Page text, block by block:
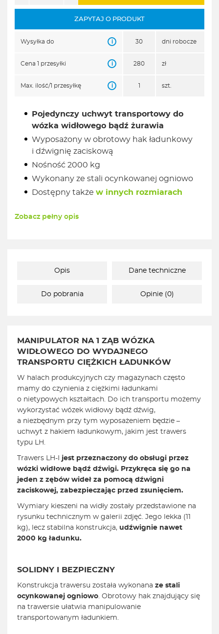
ZAPYTAJ O PRODUKT
Wysyłka do i 30 dni robocze
Cena 1 przesyłki i 280 zł
Max. ilość/1 przesyłkę i szt.
Pojedynczy uchwyt transportowy do
wózka widłowego bądź żurawia
Wyposażony w obrotowy hak ładunkowy
i dźwignię zaciskową
Nośność 2000 kg
Wykonany ze stali ocynkowanej ogniowo
Dostępny także w innych rozmiarach
Zobacz pełny opis
Opis Dane techniczne
Do pobrania Opinie (0)
MANIPULATOR NA 1 ZĄB WÓZKA
WIDŁOWEGO DO WYDAJNEGO
TRANSPORTU CIĘŻKICH ŁADUNKÓW
W halach produkcyjnych czy magazynach często
mamy do czynienia z ciężkimi ładunkami
o nietypowych kształtach. Do ich transportu możemy
wykorzystać wózek widłowy bądź dźwig,
a niezbędnym przy tym wyposażeniem będzie –
uchwyt z hakiem ładunkowym, jakim jest trawers
typu LH.
Trawers LH-I jest przeznaczony do obsługi przez
wózki widłowe bądź dźwigi. Przykręca się go na
jeden z zębów wideł za pomocą dźwigni
zaciskowej, zabezpieczając przed zsunięciem.
Wymiary kieszeni na widły zostały przedstawione na
rysunku technicznym w galerii zdjęć. Jego lekka (11
kg), lecz stabilna konstrukcja, udźwignie nawet
2000 kg ładunku.
SOLIDNY I BEZPIECZNY
Konstrukcja trawersu została wykonana ze stali
ocynkowanej ogniowo. Obrotowy hak znajdujący się
na trawersie ułatwia manipulowanie
transportowanym ładunkiem.